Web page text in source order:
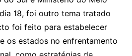
18, foi outro tema tratado
foi feito para estabelecer
os estados no enfrentamento